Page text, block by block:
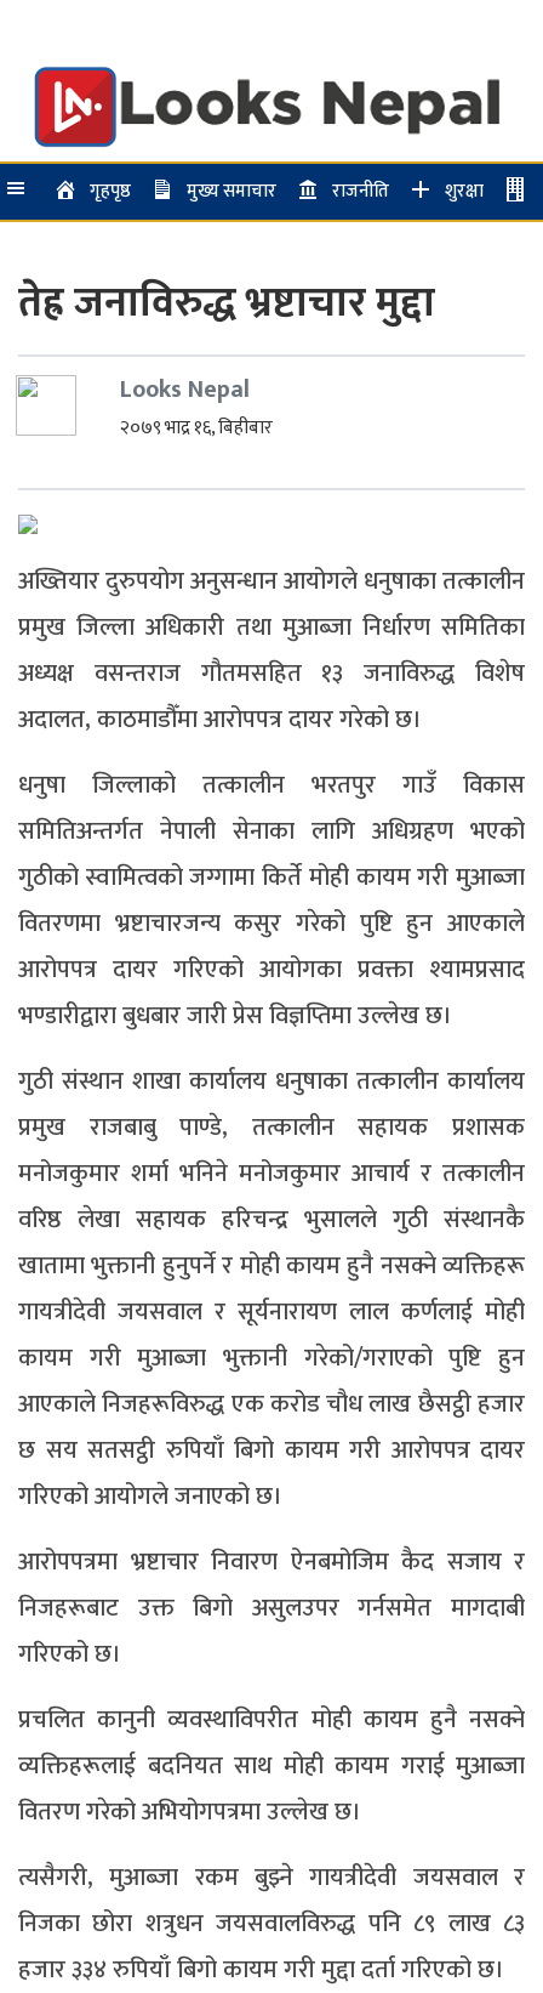
गृहपृष्ठ मुख्य समाचार राजनीति शुरक्षा
तेह्र जनाविरुद्ध भ्रष्टाचार मुद्दा
Looks Nepal
२०७९ भाद्र १६, बिहीबार
अख्तियार दुरुपयोग अनुसन्धान आयोगले धनुषाका तत्कालीन
प्रमुख जिल्ला अधिकारी तथा मुआब्जा निर्धारण समितिका
अध्यक्ष वसन्तराज गौतमसहित १३ जनाविरुद्ध विशेष
अदालत, काठमाडौँमा आरोपपत्र दायर गरेको छ।
धनुषा जिल्लाको तत्कालीन भरतपुर गाउँ विकास
समितिअन्तर्गत नेपाली सेनाका लागि अधिग्रहण भएको
गुठीको स्वामित्वको जग्गामा किर्ते मोही कायम गरी मुआब्जा
वितरणमा भ्रष्टाचारजन्य कसुर गरेको पुष्टि हुन आएकाले
आरोपपत्र दायर गरिएको आयोगका प्रवक्ता श्यामप्रसाद
भण्डारीद्वारा बुधबार जारी प्रेस विज्ञप्तिमा उल्लेख छ।
गुठी संस्थान शाखा कार्यालय धनुषाका तत्कालीन कार्यालय
प्रमुख राजबाबु पाण्डे, तत्कालीन सहायक प्रशासक
मनोजकुमार शर्मा भनिने मनोजकुमार आचार्य र तत्कालीन
वरिष्ठ लेखा सहायक हरिचन्द्र भुसालले गुठी संस्थानकै
खातामा भुक्तानी हुनुपर्ने र मोही कायम हुनै नसक्ने व्यक्तिहरू
गायत्रीदेवी जयसवाल र सूर्यनारायण लाल कर्णलाई मोही
कायम गरी मुआब्जा भुक्तानी गरेको/गराएको पुष्टि हुन
आएकाले निजहरूविरुद्ध एक करोड चौध लाख छैसट्ठी हजार
छ सय सतसट्ठी रुपियाँ बिगो कायम गरी आरोपपत्र दायर
गरिएको आयोगले जनाएको छ।
आरोपपत्रमा भ्रष्टाचार निवारण ऐनबमोजिम कैद सजाय र
निजहरूबाट उक्त बिगो असुलउपर गर्नसमेत मागदाबी
गरिएको छ।
प्रचलित कानुनी व्यवस्थाविपरीत मोही कायम हुनै नसक्ने
व्यक्तिहरूलाई बदनियत साथ मोही कायम गराई मुआब्जा
वितरण गरेको अभियोगपत्रमा उल्लेख छ।
त्यसैगरी, मुआब्जा रकम बुझ्ने गायत्रीदेवी जयसवाल र
निजका छोरा शत्रुधन जयसवालविरुद्ध पनि ८९ लाख ८३
हजार ३३४ रुपियाँ बिगो कायम गरी मुद्दा दर्ता गरिएको छ।